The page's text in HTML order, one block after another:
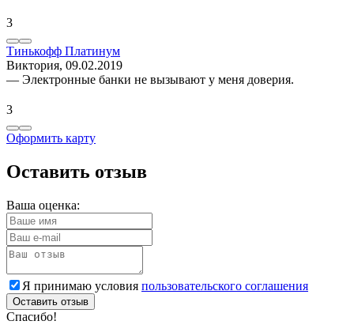
3
Тинькофф Платинум
Виктория, 09.02.2019
— Электронные банки не вызывают у меня доверия.
3
Оформить карту
Оставить отзыв
Ваша оценка:
Я принимаю условия пользовательского соглашения
Оставить отзыв
Спасибо!